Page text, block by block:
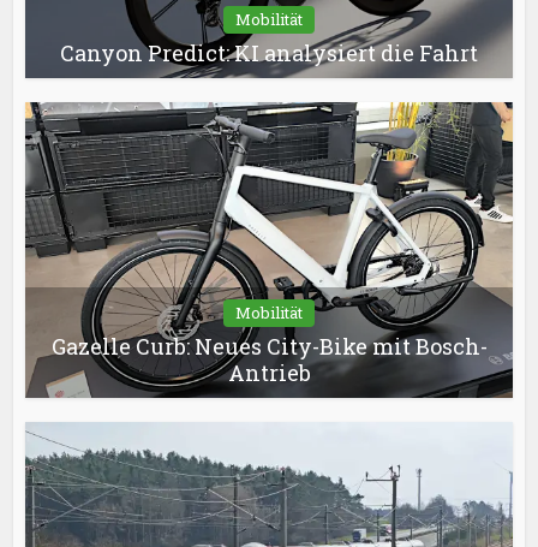
Mobilität
Canyon Predict: KI analysiert die Fahrt
Mobilität
Gazelle Curb: Neues City-Bike mit Bosch-
Antrieb